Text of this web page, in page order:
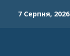
7 Серпня, 2026